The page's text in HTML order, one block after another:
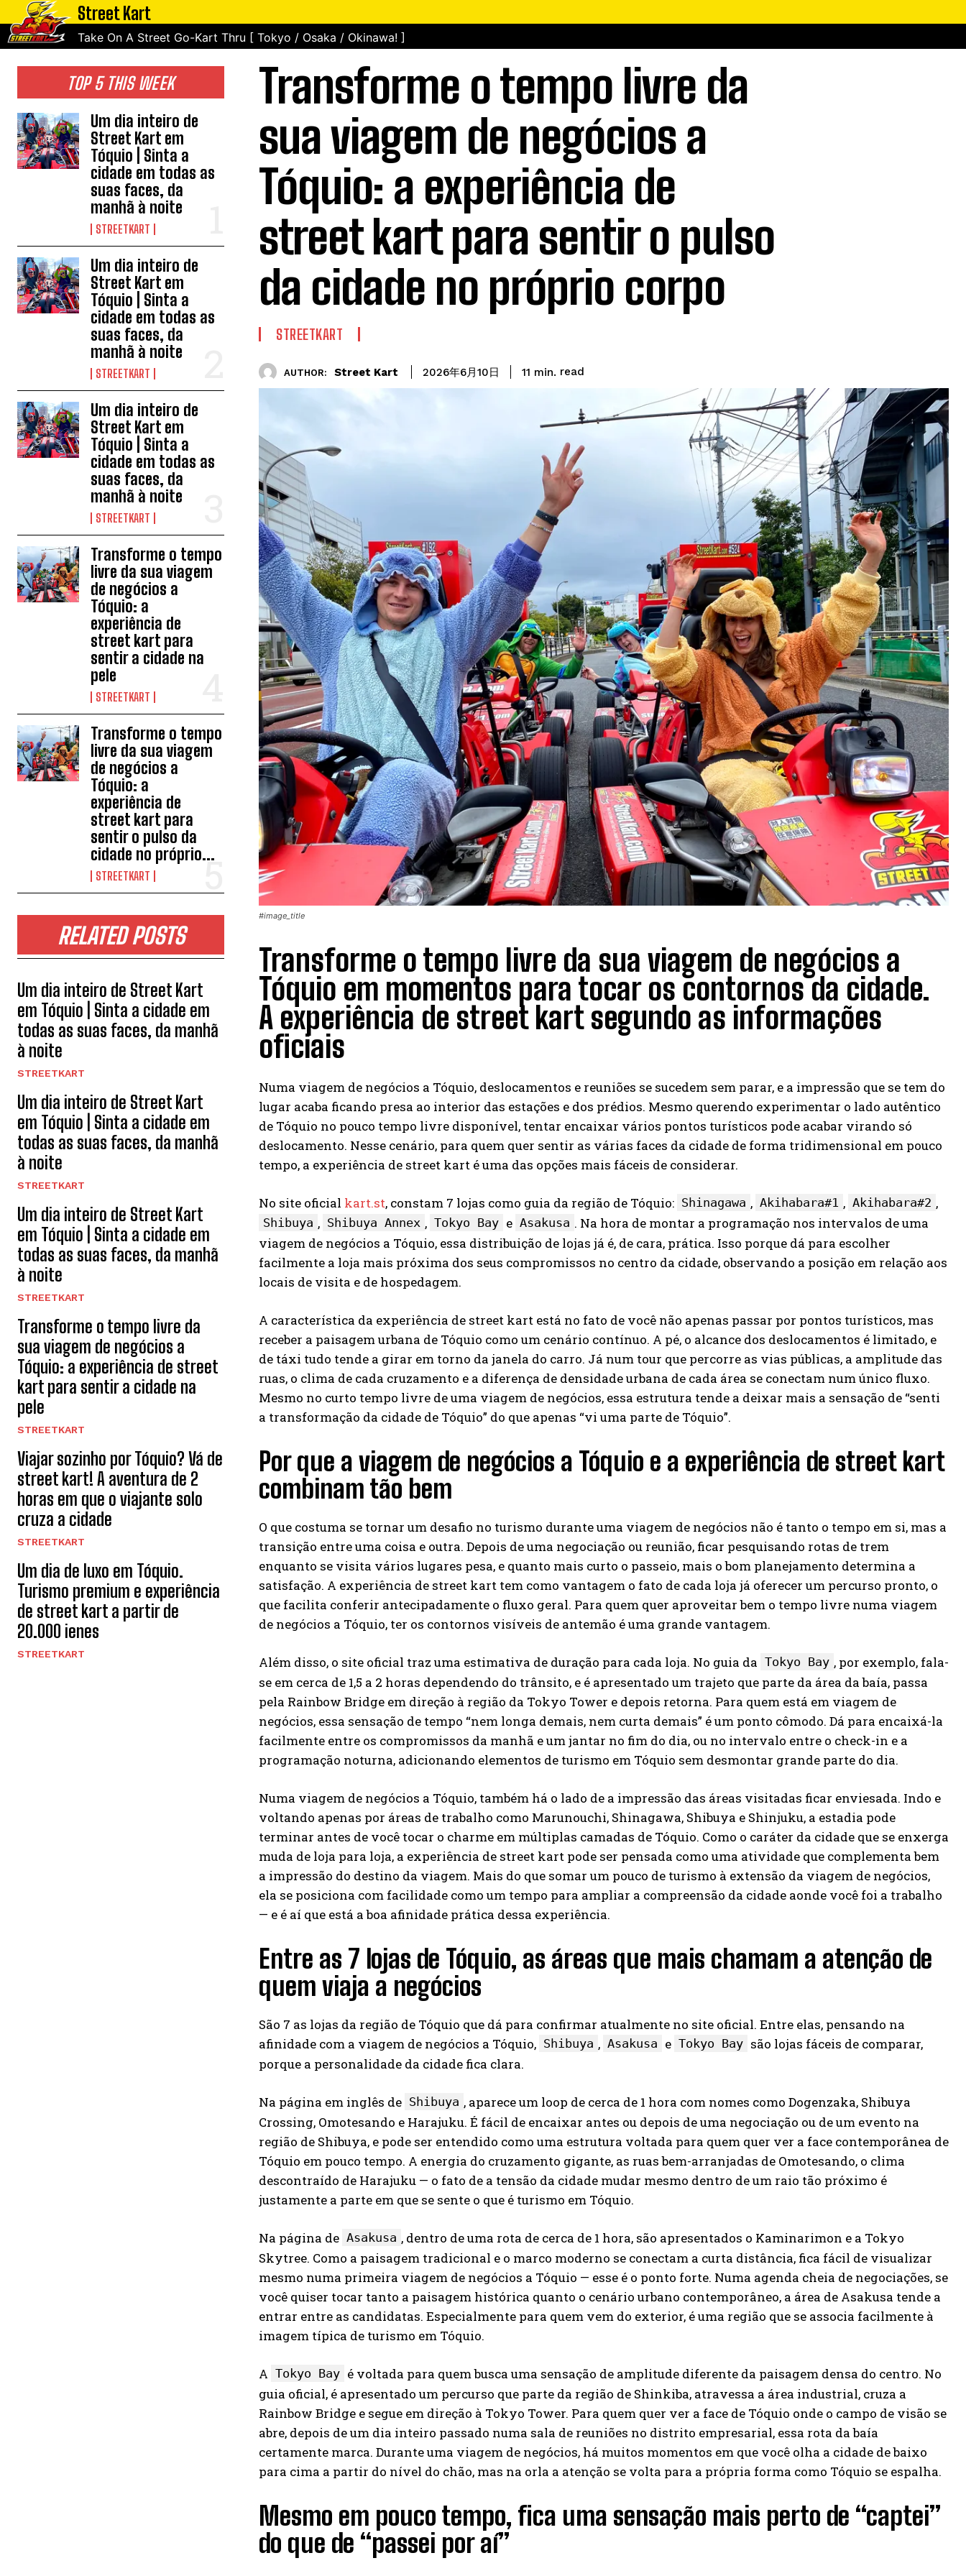
Street Kart
Take On A Street Go-Kart Thru [ Tokyo / Osaka / Okinawa! ]
TOP 5 THIS WEEK
Um dia inteiro de
Street Kart em
Tóquio | Sinta a
cidade em todas as
suas faces, da
manhã à noite
STREETKART
Um dia inteiro de
Street Kart em
Tóquio | Sinta a
cidade em todas as
suas faces, da
manhã à noite
STREETKART
Um dia inteiro de
Street Kart em
Tóquio | Sinta a
cidade em todas as
suas faces, da
manhã à noite
STREETKART
Transforme o tempo
livre da sua viagem
de negócios a
Tóquio: a
experiência de
street kart para
sentir a cidade na
pele
STREETKART
Transforme o tempo
livre da sua viagem
de negócios a
Tóquio: a
experiência de
street kart para
sentir o pulso da
cidade no próprio...
STREETKART
RELATED POSTS
Um dia inteiro de Street Kart
em Tóquio | Sinta a cidade em
todas as suas faces, da manhã
à noite
STREETKART
Um dia inteiro de Street Kart
em Tóquio | Sinta a cidade em
todas as suas faces, da manhã
à noite
STREETKART
Um dia inteiro de Street Kart
em Tóquio | Sinta a cidade em
todas as suas faces, da manhã
à noite
STREETKART
Transforme o tempo livre da
sua viagem de negócios a
Tóquio: a experiência de street
kart para sentir a cidade na
pele
STREETKART
Viajar sozinho por Tóquio? Vá de
street kart! A aventura de 2
horas em que o viajante solo
cruza a cidade
STREETKART
Um dia de luxo em Tóquio.
Turismo premium e experiência
de street kart a partir de
20.000 ienes
STREETKART
Transforme o tempo livre da
sua viagem de negócios a
Tóquio: a experiência de
street kart para sentir o pulso
da cidade no próprio corpo
STREETKART
AUTHOR: Street Kart 2026年6月10日 11 min. read
#image_title
Transforme o tempo livre da sua viagem de negócios a
Tóquio em momentos para tocar os contornos da cidade.
A experiência de street kart segundo as informações
oficiais
Numa viagem de negócios a Tóquio, deslocamentos e reuniões se sucedem sem parar, e a impressão que se tem do
lugar acaba ficando presa ao interior das estações e dos prédios. Mesmo querendo experimentar o lado autêntico
de Tóquio no pouco tempo livre disponível, tentar encaixar vários pontos turísticos pode acabar virando só
deslocamento. Nesse cenário, para quem quer sentir as várias faces da cidade de forma tridimensional em pouco
tempo, a experiência de street kart é uma das opções mais fáceis de considerar.
No site oficial kart.st, constam 7 lojas como guia da região de Tóquio: Shinagawa , Akihabara#1 , Akihabara#2 ,
Shibuya , Shibuya Annex , Tokyo Bay e Asakusa . Na hora de montar a programação nos intervalos de uma
viagem de negócios a Tóquio, essa distribuição de lojas já é, de cara, prática. Isso porque dá para escolher
facilmente a loja mais próxima dos seus compromissos no centro da cidade, observando a posição em relação aos
locais de visita e de hospedagem.
A característica da experiência de street kart está no fato de você não apenas passar por pontos turísticos, mas
receber a paisagem urbana de Tóquio como um cenário contínuo. A pé, o alcance dos deslocamentos é limitado, e
de táxi tudo tende a girar em torno da janela do carro. Já num tour que percorre as vias públicas, a amplitude das
ruas, o clima de cada cruzamento e a diferença de densidade urbana de cada área se conectam num único fluxo.
Mesmo no curto tempo livre de uma viagem de negócios, essa estrutura tende a deixar mais a sensação de “senti
a transformação da cidade de Tóquio” do que apenas “vi uma parte de Tóquio”.
Por que a viagem de negócios a Tóquio e a experiência de street kart
combinam tão bem
O que costuma se tornar um desafio no turismo durante uma viagem de negócios não é tanto o tempo em si, mas a
transição entre uma coisa e outra. Depois de uma negociação ou reunião, ficar pesquisando rotas de trem
enquanto se visita vários lugares pesa, e quanto mais curto o passeio, mais o bom planejamento determina a
satisfação. A experiência de street kart tem como vantagem o fato de cada loja já oferecer um percurso pronto, o
que facilita conferir antecipadamente o fluxo geral. Para quem quer aproveitar bem o tempo livre numa viagem
de negócios a Tóquio, ter os contornos visíveis de antemão é uma grande vantagem.
Além disso, o site oficial traz uma estimativa de duração para cada loja. No guia da Tokyo Bay , por exemplo, fala-
se em cerca de 1,5 a 2 horas dependendo do trânsito, e é apresentado um trajeto que parte da área da baía, passa
pela Rainbow Bridge em direção à região da Tokyo Tower e depois retorna. Para quem está em viagem de
negócios, essa sensação de tempo “nem longa demais, nem curta demais” é um ponto cômodo. Dá para encaixá-la
facilmente entre os compromissos da manhã e um jantar no fim do dia, ou no intervalo entre o check-in e a
programação noturna, adicionando elementos de turismo em Tóquio sem desmontar grande parte do dia.
Numa viagem de negócios a Tóquio, também há o lado de a impressão das áreas visitadas ficar enviesada. Indo e
voltando apenas por áreas de trabalho como Marunouchi, Shinagawa, Shibuya e Shinjuku, a estadia pode
terminar antes de você tocar o charme em múltiplas camadas de Tóquio. Como o caráter da cidade que se enxerga
muda de loja para loja, a experiência de street kart pode ser pensada como uma atividade que complementa bem
a impressão do destino da viagem. Mais do que somar um pouco de turismo à extensão da viagem de negócios,
ela se posiciona com facilidade como um tempo para ampliar a compreensão da cidade aonde você foi a trabalho
— e é aí que está a boa afinidade prática dessa experiência.
Entre as 7 lojas de Tóquio, as áreas que mais chamam a atenção de
quem viaja a negócios
São 7 as lojas da região de Tóquio que dá para confirmar atualmente no site oficial. Entre elas, pensando na
afinidade com a viagem de negócios a Tóquio, Shibuya , Asakusa e Tokyo Bay são lojas fáceis de comparar,
porque a personalidade da cidade fica clara.
Na página em inglês de Shibuya , aparece um loop de cerca de 1 hora com nomes como Dogenzaka, Shibuya
Crossing, Omotesando e Harajuku. É fácil de encaixar antes ou depois de uma negociação ou de um evento na
região de Shibuya, e pode ser entendido como uma estrutura voltada para quem quer ver a face contemporânea de
Tóquio em pouco tempo. A energia do cruzamento gigante, as ruas bem-arranjadas de Omotesando, o clima
descontraído de Harajuku — o fato de a tensão da cidade mudar mesmo dentro de um raio tão próximo é
justamente a parte em que se sente o que é turismo em Tóquio.
Na página de Asakusa , dentro de uma rota de cerca de 1 hora, são apresentados o Kaminarimon e a Tokyo
Skytree. Como a paisagem tradicional e o marco moderno se conectam a curta distância, fica fácil de visualizar
mesmo numa primeira viagem de negócios a Tóquio — esse é o ponto forte. Numa agenda cheia de negociações, se
você quiser tocar tanto a paisagem histórica quanto o cenário urbano contemporâneo, a área de Asakusa tende a
entrar entre as candidatas. Especialmente para quem vem do exterior, é uma região que se associa facilmente à
imagem típica de turismo em Tóquio.
A Tokyo Bay é voltada para quem busca uma sensação de amplitude diferente da paisagem densa do centro. No
guia oficial, é apresentado um percurso que parte da região de Shinkiba, atravessa a área industrial, cruza a
Rainbow Bridge e segue em direção à Tokyo Tower. Para quem quer ver a face de Tóquio onde o campo de visão se
abre, depois de um dia inteiro passado numa sala de reuniões no distrito empresarial, essa rota da baía
certamente marca. Durante uma viagem de negócios, há muitos momentos em que você olha a cidade de baixo
para cima a partir do nível do chão, mas na orla a atenção se volta para a própria forma como Tóquio se espalha.
Mesmo em pouco tempo, fica uma sensação mais perto de “captei”
do que de “passei por aí”